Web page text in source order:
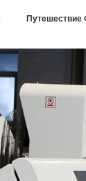
Путешествие